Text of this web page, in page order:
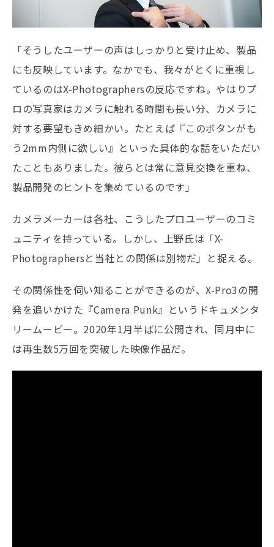
「そうしたユーザーの声はしっかりと受け止め、製品
にも反映しています。なかでも、我々がとくに重視し
ているのはX-Photographersの反応ですね。やはりプ
ロの写真家はカメラに触れる時間も長い分、カメラに
対する要望もきめ細かい。たとえば『このボタンがも
う2mm内側に欲しい』といった具体的な話をいただい
たこともありました。彼らとは常に意見交換を重ね、
製品開発のヒントを集めているのです」
カメラメーカーは各社、こうしたプロユーザーのコミ
ュニティを持っている。しかし、上野氏は「X-
Photographersと当社との関係は別物だ」と捉える。
その関係性を伺い知ることができるのが、X-Pro3の開
発を追いかけた『Camera Punk』というドキュメンタ
リームービー。2020年1月半ばに公開され、同月中に
は再生数5万回を突破した映像作品だ。